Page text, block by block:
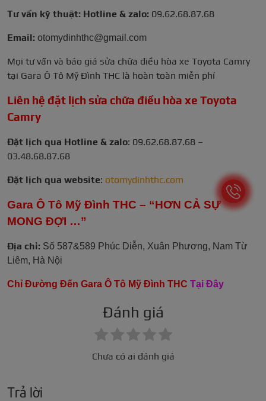
Tư vấn kỹ thuật: Hotline & zalo: 09.62.68.87.68
Email: otomydinhthc@gmail.com
Mọi tư vấn và báo giá sửa chữa điều hòa xe Toyota Camry
tại Gara Ô Tô Mỹ Đình THC là hoàn toàn miễn phí
Liên hệ đặt lịch sửa chữa điều hòa xe Toyota
Camry
Đặt lịch qua Hotline & zalo: 09.62.68.87.68 –
03.48.68.87.68
Đặt lịch qua website: otomydinhthc.com
Gara Ô Tô Mỹ Đình THC – “HƠN CẢ SỰ
MONG ĐỢI …”
Địa chỉ: Số 587&589 Phúc Diễn, Xuân Phương, Nam Từ
Liêm, Hà Nội
Chỉ Đường Đến Gara Ô Tô Mỹ Đình THC Tại Đây
Đánh giá
Chưa có ai đánh giá
Trả lời